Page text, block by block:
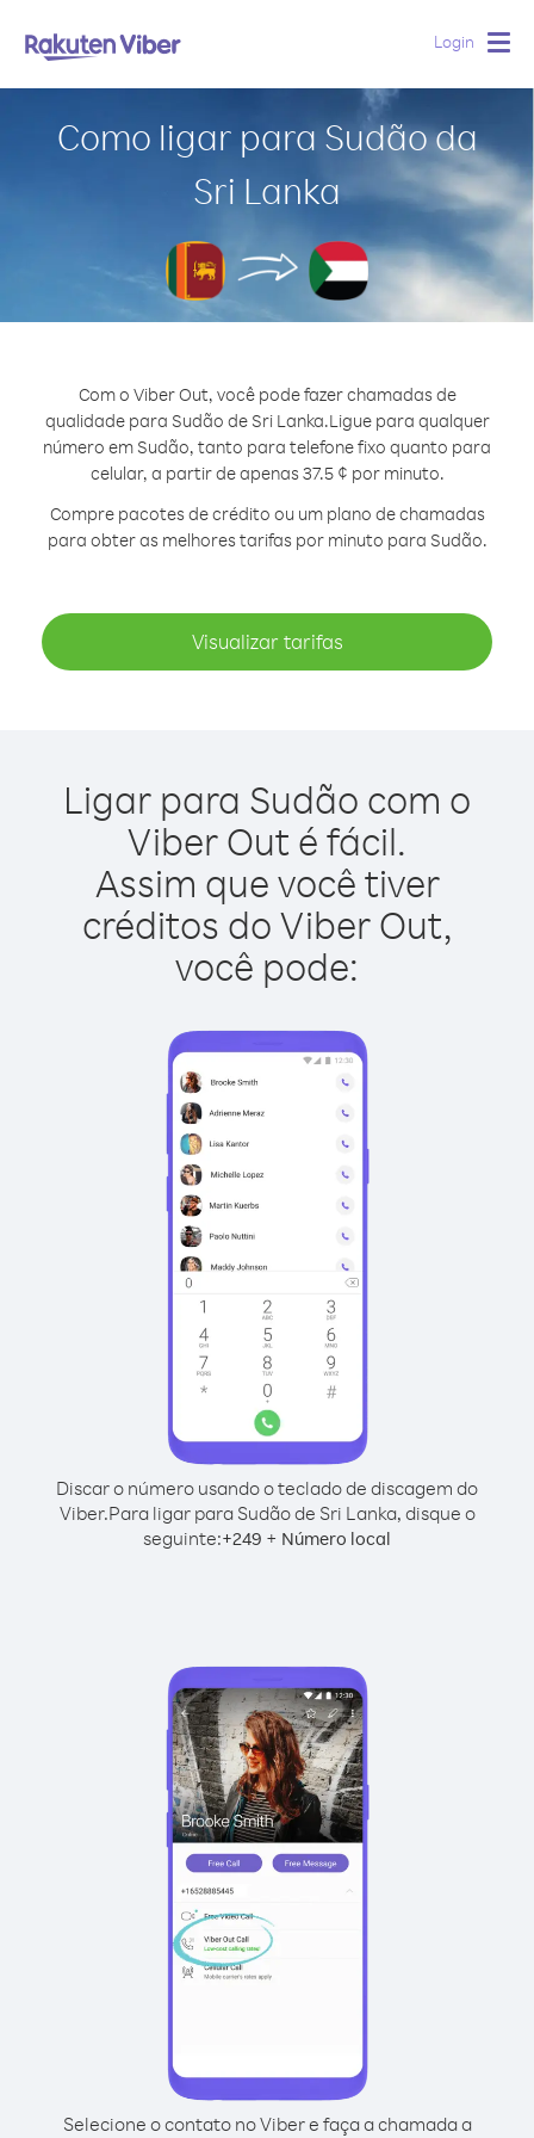
Login
Como ligar para Sudão da
Sri Lanka
Com o Viber Out, você pode fazer chamadas de
qualidade para Sudão de Sri Lanka.Ligue para qualquer
número em Sudão, tanto para telefone fixo quanto para
celular, a partir de apenas 37.5 ¢ por minuto.
Compre pacotes de crédito ou um plano de chamadas
para obter as melhores tarifas por minuto para Sudão.
Visualizar tarifas
Ligar para Sudão com o
Viber Out é fácil.
Assim que você tiver
créditos do Viber Out,
você pode:
Discar o número usando o teclado de discagem do
Viber.Para ligar para Sudão de Sri Lanka, disque o
seguinte:+249 + Número local
Selecione o contato no Viber e faça a chamada a